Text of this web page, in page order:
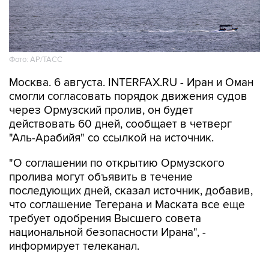
Фото: AP/ТАСС
Москва. 6 августа. INTERFAX.RU - Иран и Оман
смогли согласовать порядок движения судов
через Ормузский пролив, он будет
действовать 60 дней, сообщает в четверг
"Аль-Арабийя" со ссылкой на источник.
"О соглашении по открытию Ормузского
пролива могут объявить в течение
последующих дней, сказал источник, добавив,
что соглашение Тегерана и Маската все еще
требует одобрения Высшего совета
национальной безопасности Ирана", -
информирует телеканал.